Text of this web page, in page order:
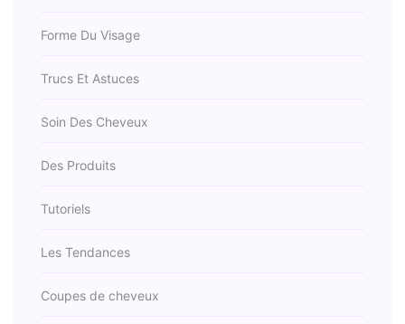
Forme Du Visage
Trucs Et Astuces
Soin Des Cheveux
Des Produits
Tutoriels
Les Tendances
Coupes de cheveux